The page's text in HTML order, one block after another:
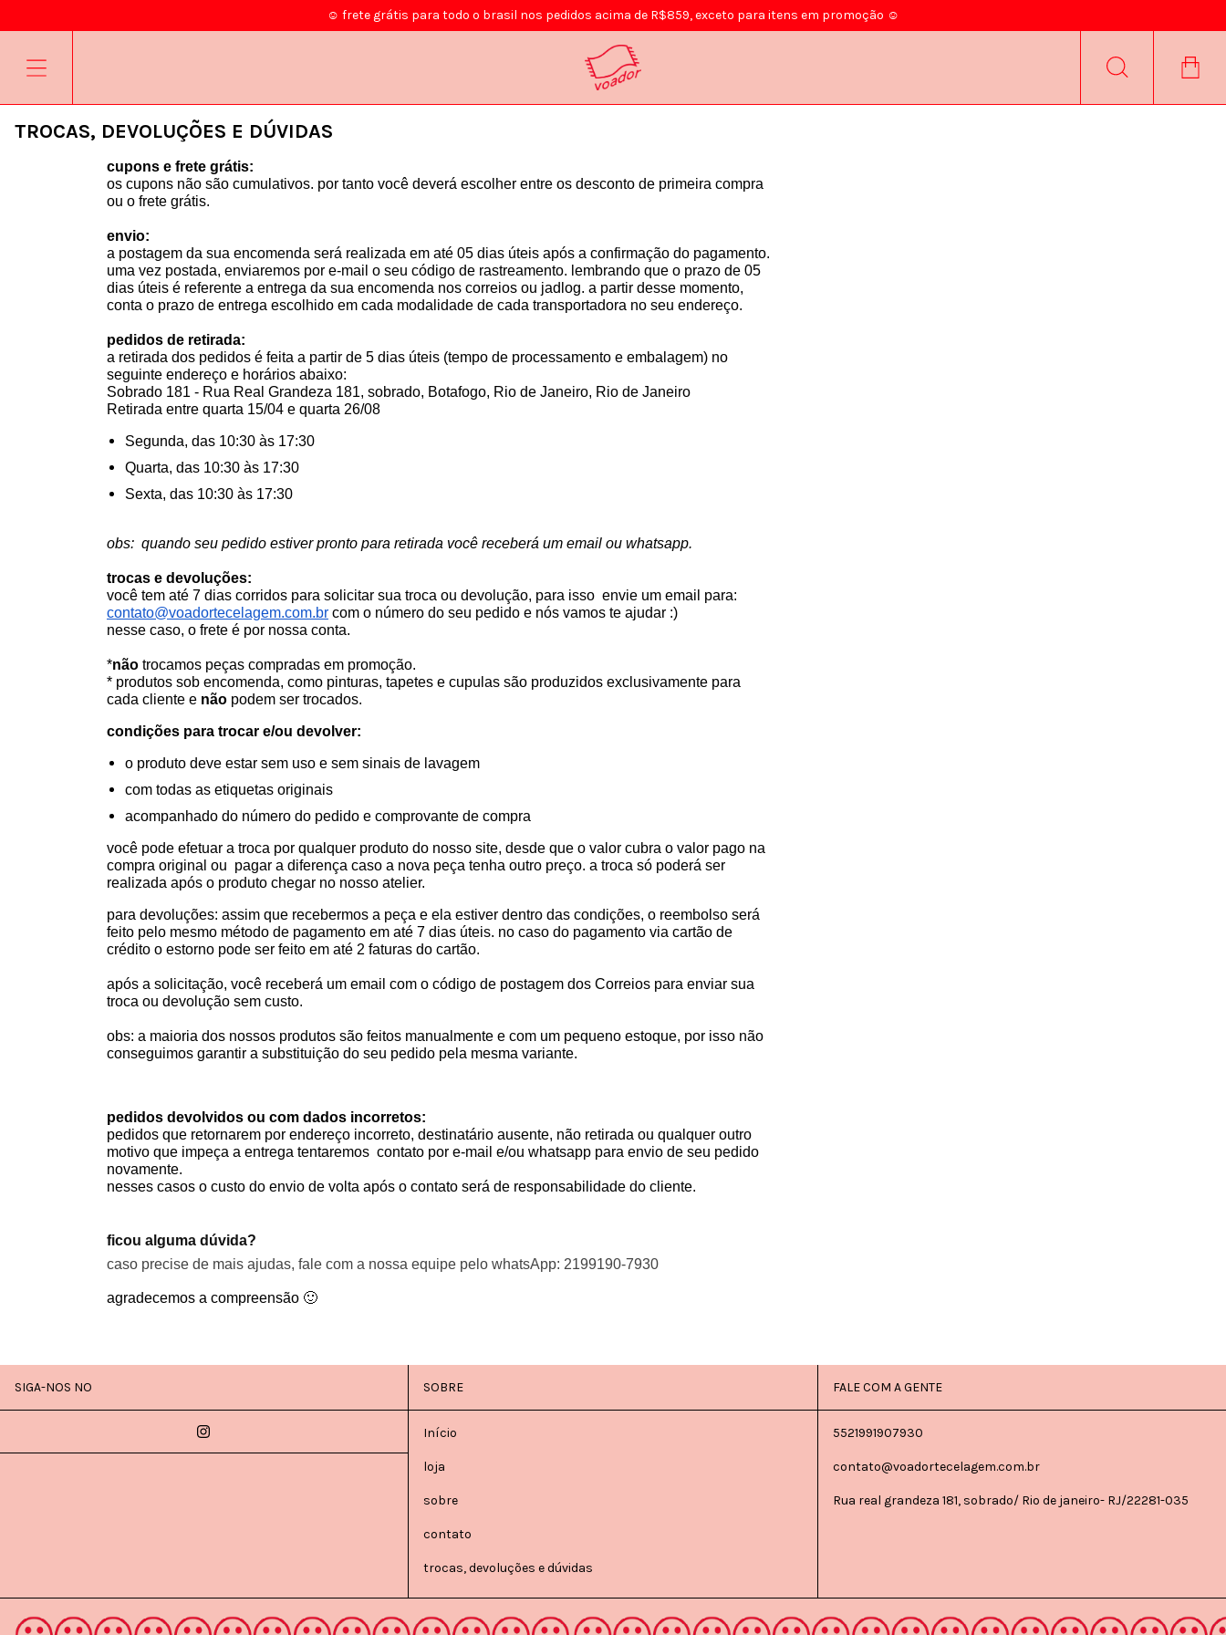
☺ frete grátis para todo o brasil nos pedidos acima de R$859, exceto para itens em promoção ☺
TROCAS, DEVOLUÇÕES E DÚVIDAS
cupons e frete grátis:
os cupons não são cumulativos. por tanto você deverá escolher entre os desconto de primeira compra
ou o frete grátis.
envio:
a postagem da sua encomenda será realizada em até 05 dias úteis após a confirmação do pagamento.
uma vez postada, enviaremos por e-mail o seu código de rastreamento. lembrando que o prazo de 05
dias úteis é referente a entrega da sua encomenda nos correios ou jadlog. a partir desse momento,
conta o prazo de entrega escolhido em cada modalidade de cada transportadora no seu endereço.
pedidos de retirada:
a retirada dos pedidos é feita a partir de 5 dias úteis (tempo de processamento e embalagem) no
seguinte endereço e horários abaixo:
Sobrado 181 - Rua Real Grandeza 181, sobrado, Botafogo, Rio de Janeiro, Rio de Janeiro
Retirada entre quarta 15/04 e quarta 26/08
Segunda, das 10:30 às 17:30
Quarta, das 10:30 às 17:30
Sexta, das 10:30 às 17:30
obs:  quando seu pedido estiver pronto para retirada você receberá um email ou whatsapp.
trocas e devoluções:
contato@voadortecelagem.com.br com o número do seu pedido e nós vamos te ajudar :)
nesse caso, o frete é por nossa conta.
*não trocamos peças compradas em promoção.
* produtos sob encomenda, como pinturas, tapetes e cupulas são produzidos exclusivamente para
cada cliente e não podem ser trocados.
condições para trocar e/ou devolver:
o produto deve estar sem uso e sem sinais de lavagem
com todas as etiquetas originais
acompanhado do número do pedido e comprovante de compra
você pode efetuar a troca por qualquer produto do nosso site, desde que o valor cubra o valor pago na
compra original ou  pagar a diferença caso a nova peça tenha outro preço. a troca só poderá ser
realizada após o produto chegar no nosso atelier.
para devoluções: assim que recebermos a peça e ela estiver dentro das condições, o reembolso será
feito pelo mesmo método de pagamento em até 7 dias úteis. no caso do pagamento via cartão de
crédito o estorno pode ser feito em até 2 faturas do cartão.
após a solicitação, você receberá um email com o código de postagem dos Correios para enviar sua
troca ou devolução sem custo.
obs: a maioria dos nossos produtos são feitos manualmente e com um pequeno estoque, por isso não
conseguimos garantir a substituição do seu pedido pela mesma variante.
pedidos devolvidos ou com dados incorretos:
pedidos que retornarem por endereço incorreto, destinatário ausente, não retirada ou qualquer outro
motivo que impeça a entrega tentaremos  contato por e-mail e/ou whatsapp para envio de seu pedido
novamente.
nesses casos o custo do envio de volta após o contato será de responsabilidade do cliente.
ficou alguma dúvida?
caso precise de mais ajudas, fale com a nossa equipe pelo whatsApp: 2199190-7930
agradecemos a compreensão 🙂
SIGA-NOS NO SOBRE
Início
loja
sobre
contato
trocas, devoluções e dúvidas
FALE COM A GENTE
5521991907930
contato@voadortecelagem.com.br
Rua real grandeza 181, sobrado/ Rio de janeiro- RJ/22281-035